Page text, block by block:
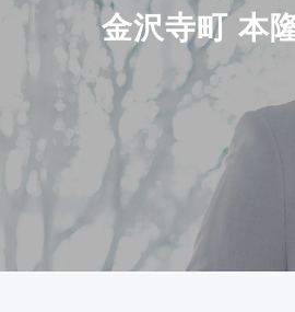
金沢寺町 本